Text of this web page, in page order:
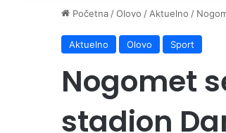
Početna /Olovo / Aktuelno /
Aktuelno Olovo Sport
Nogomet
stadion